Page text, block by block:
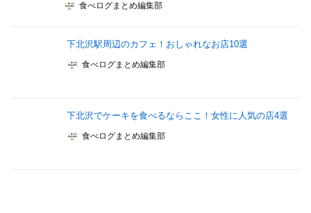
食べログまとめ編集部
下北沢駅周辺のカフェ！おしゃれなお店10選
食べログまとめ編集部
下北沢でケーキを食べるならここ！女性に人気の店4選
食べログまとめ編集部